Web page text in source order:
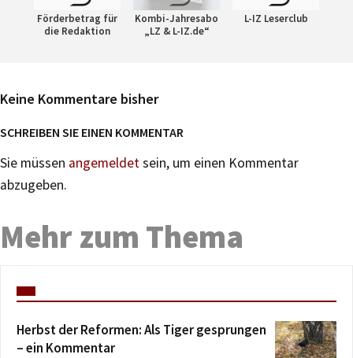
Förderbetrag für
die Redaktion
Kombi-Jahresabo
„LZ & L-IZ.de“
L-IZ Leserclub
Keine Kommentare bisher
SCHREIBEN SIE EINEN KOMMENTAR
Sie müssen angemeldetsein, um einen Kommentar
abzugeben.
Mehr zum Thema
Herbst der Reformen: Als Tiger gesprungen
– ein Kommentar